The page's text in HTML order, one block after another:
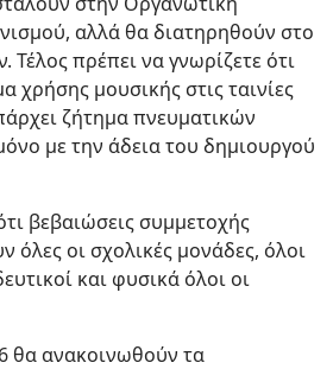
αλλά θα διατηρηθούν στο
Τέλος πρέπει να γνωρίζετε ότι
χρήσης μουσικής στις ταινίες
ζήτημα πνευματικών
με την άδεια του δημιουργού
βεβαιώσεις συμμετοχής
όλες οι σχολικές μονάδες, όλοι
και φυσικά όλοι οι
θα ανακοινωθούν τα